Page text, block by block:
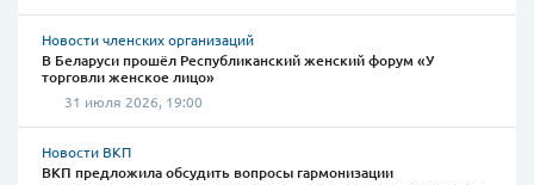
Новости членских организаций
В Беларуси прошёл Республиканский женский форум «У
торговли женское лицо»
31 июля 2026, 19:00
Новости ВКП
ВКП предложила обсудить вопросы гармонизации